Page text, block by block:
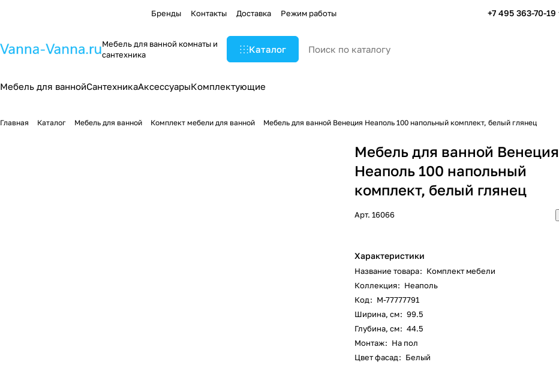
Бренды Контакты Доставка Режим работы +7 495 363-70-19
Мебель для ванной комнаты и
сантехника
Каталог
Мебель для ваннойСантехникаАксессуарыКомплектующие
Главная Каталог Мебель для ванной Комплект мебели для ванной Мебель для ванной Венеция Неаполь 100 напольный комплект, белый глянец
Мебель для ванной Венеция
Неаполь 100 напольный
комплект, белый глянец
Арт.16066
Характеристики
Название товара: Комплект мебели
Коллекция: Неаполь
Код: M-77777791
Ширина, см: 99.5
Глубина, см: 44.5
Монтаж: На пол
Цвет фасад: Белый